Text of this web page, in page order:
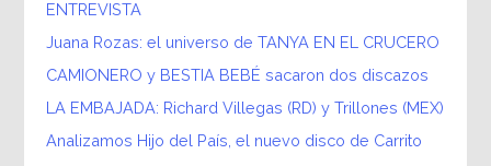
ENTREVISTA
Juana Rozas: el universo de TANYA EN EL CRUCERO
CAMIONERO y BESTIA BEBÉ sacaron dos discazos
LA EMBAJADA: Richard Villegas (RD) y Trillones (MEX)
Analizamos Hijo del País, el nuevo disco de Carrito